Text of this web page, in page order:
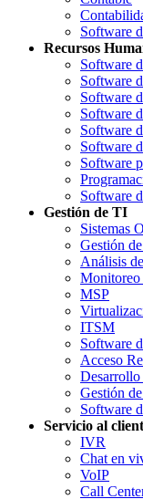
Software
Recursos
Software
Software
Software
Software
Software
Software
Software
Software
Gestión de TI
Sistemas
Gestión
Análisis
Monitoreo
MSP
ITSM
Software
Acceso
Gestión
Software
Servicio al
IVR
Chat en
VoIP
Call